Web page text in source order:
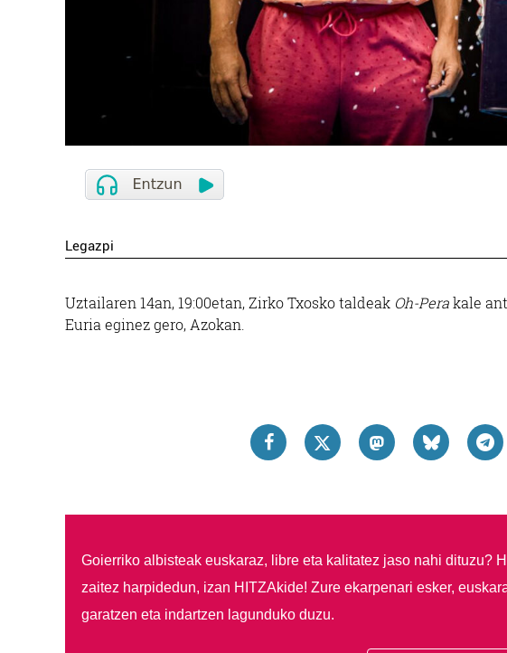
Legazpi
Uztailaren 14an, 19:00etan, Zirko Txosko taldeak Oh-Perakale
Euria eginez gero, Azokan.
Goierriko albisteak euskaraz, libre eta kalitatez jaso nahi dituzu?
zaitez harpidedun, izan HITZAkide! Zure ekarpenari esker,
garatzen eta indartzen lagunduko duzu.